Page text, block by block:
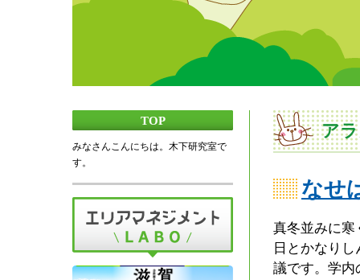
TOP
みなさんこんにちは。木下研究室で
す。
ア
なせ
真冬並みに寒
日とかなり
議です。学